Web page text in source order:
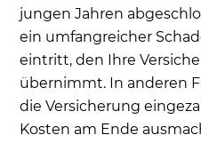
jungen Jahren
ein umfangreicher
eintritt, den Ihre
übernimmt. In anderen
die Versicherung
Kosten am Ende